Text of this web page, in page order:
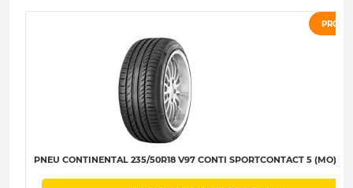
PNEU CONTINENTAL 235/50R18 V97 CONTI SPORTCONTACT 5 (MO) B-